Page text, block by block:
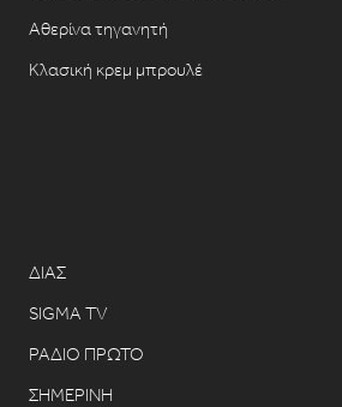
Αθερίνα τηγανητή
Κλασική κρεμ μπρουλέ
ΔΙΑΣ
SIGMA TV
ΡΑΔΙΟ ΠΡΩΤΟ
ΣΗΜΕΡΙΝΗ